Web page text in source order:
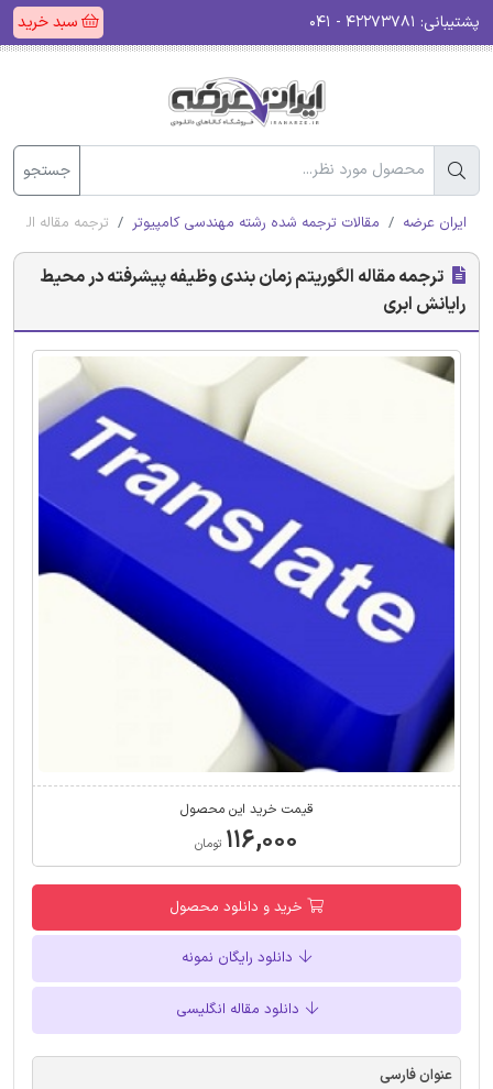
پشتیبانی: سبد خرید
جستجو
ایران عرضه مقالات ترجمه شده رشته مهندسی کامپیوتر ترجمه مقاله
ترجمه مقاله الگوریتم زمان بندی وظیفه پیشرفته در محیط
رایانش ابری
قیمت خرید این محصول
۱۱۶,۰۰۰ تومان
خرید و دانلود محصول
دانلود رایگان نمونه
دانلود مقاله انگلیسی
عنوان فارسی